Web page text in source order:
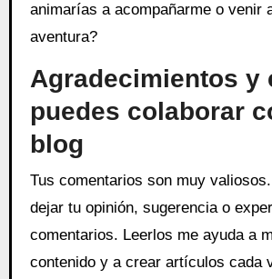
animarías a acompañarme o venir
aventura?
Agradecimientos y
puedes colaborar
blog
Tus comentarios son muy
dejar tu opinión, sugerencia o
comentarios. Leerlos me ayuda a
contenido y a crear artículos cada